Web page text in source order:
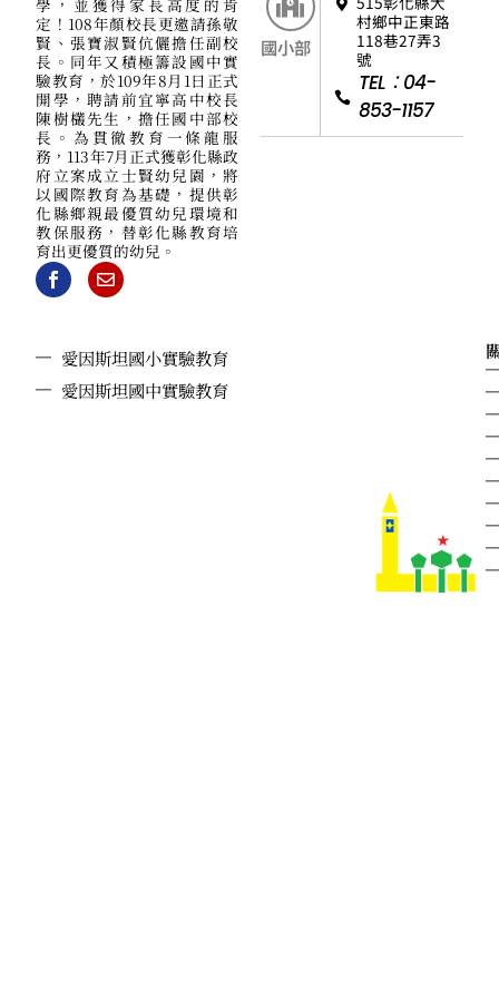
學，並獲得家長高度的肯
定！108年顏校長更邀請孫敬
賢、張寶淑賢伉儷擔任副校
長。同年又積極籌設國中實
驗教育，於109年8月1日正式
開學，聘請前宜寧高中校長
陳樹欉先生，擔任國中部校
長。為貫徹教育一條龍服
務，113年7月正式獲彰化縣政
府立案成立士賢幼兒園，將
以國際教育為基礎，提供彰
化縣鄉親最優質幼兒環境和
教保服務，替彰化縣教育培
育出更優質的幼兒。
國小部
村鄉中正東路
118巷27弄3
號
TEL：04-
853-1157
愛因斯坦國小實驗教育
愛因斯坦國中實驗教育